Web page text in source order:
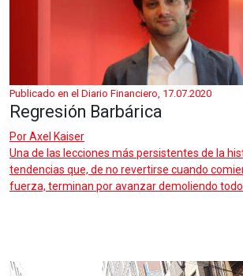
Publicado en el Diario Financiero, 17.07.2020
Regresión Barbárica
PorAxel Kaiser
Una de las lecciones más persistentes de la
tendencias que, de no revertirse cuando
fuerza, terminan por avanzar demoliendo todo